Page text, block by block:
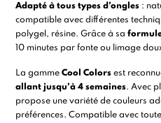
Adapté à tous types d’ongles :
compatible avec différentes
polygel , résine.Grâce à sa
10 minutes par fonte ou limage
La gammeCool Colors est
allant jusqu’à 4 semaines. Avec
propose une variété de couleurs
préférences. Compatible avec